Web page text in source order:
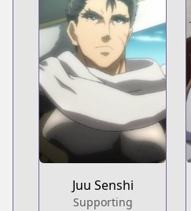
Juu Senshi
Supporting